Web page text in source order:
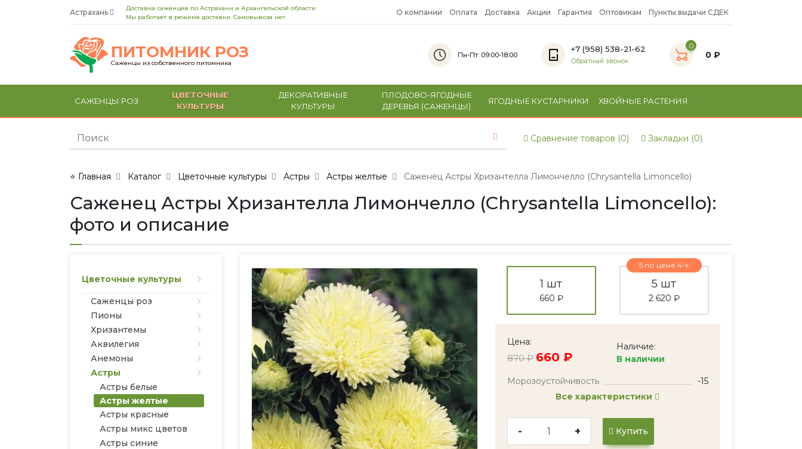
Астрахань
Доставка саженцев по Астрахани и Архангельской области
Мы работает в режиме доставки. Самовывоза нет.
О компании Оплата Доставка Акции Гарантия Оптовикам Пункты выдачи СДЕК
ПИТОМНИК РОЗ
Саженцы из собственного питомника
Пн-Пт: 09:00-18:00
+7 (958) 538-21-62
Обратный звонок
0
0 ₽
САЖЕНЦЫ РОЗ
ЦВЕТОЧНЫЕ
КУЛЬТУРЫ
ДЕКОРАТИВНЫЕ
КУЛЬТУРЫ
ПЛОДОВО-ЯГОДНЫЕ
ДЕРЕВЬЯ (САЖЕНЦЫ)
ЯГОДНЫЕ КУСТАРНИКИ ХВОЙНЫЕ РАСТЕНИЯ
Сравнение товаров (0) Закладки (0)
⭐ Главная Каталог Цветочные культуры Астры Астры желтые Саженец Астры Хризантелла Лимончелло (Chrysantella Limoncello)
Саженец Астры Хризантелла Лимончелло (Chrysantella Limoncello):
фото и описание
Цветочные культуры
Саженцы роз
Пионы
Хризантемы
Аквилегия
Анемоны
Астры
Астры белые
Астры желтые
Астры красные
Астры микс цветов
Астры синие
1 шт
660 ₽
5 по цене 4-х
5 шт
2 620 ₽
Цена:
870 ₽ 660 ₽
Наличие:
В наличии
Морозоустойчивость
-15
Все характеристики
- + Купить